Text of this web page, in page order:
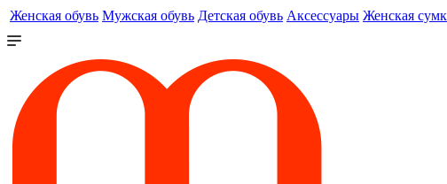
Женская обувь Мужская обувь Детская обувь Аксессуары Женская